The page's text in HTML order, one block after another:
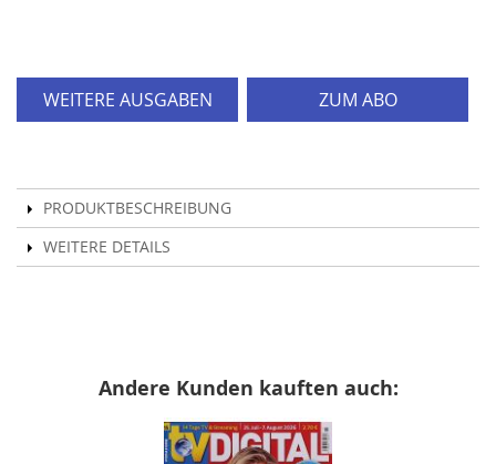
WEITERE AUSGABEN ZUM ABO
PRODUKTBESCHREIBUNG
WEITERE DETAILS
Andere Kunden kauften auch: